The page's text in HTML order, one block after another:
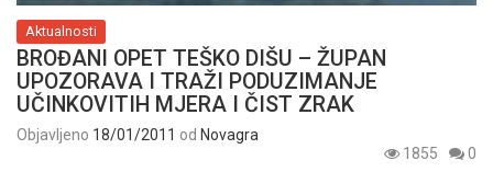
Aktualnosti
BROĐANI OPET TEŠKO DIŠU – ŽUPAN
UPOZORAVA I TRAŽI PODUZIMANJE
UČINKOVITIH MJERA I ČIST ZRAK
Objavljeno 18/01/2011 od Novagra
1855
0